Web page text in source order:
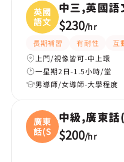
英國
語文
中三,英國語
$230/hr
長期補習 有耐性 互
上門/視像皆可-中上環
一星期2日-1.5小時/堂
男導師/女導師-大學程度
廣東
話(S
中級,廣東話
$200/hr